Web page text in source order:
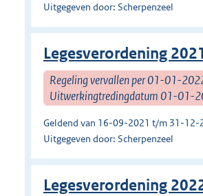
Uitgegeven door: Scherpenzeel
Legesverordening 2021
Regeling vervallen per 01-01-
Uitwerkingtredingdatum 01-01-
Geldend van 16-09-2021 t/m 31-12-
Uitgegeven door: Scherpenzeel
Legesverordening